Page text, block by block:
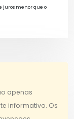
juros menor que o
apenas
informativo. Os